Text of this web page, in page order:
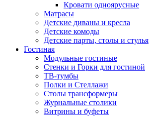
Кровати одноярусные
Матрасы
Детские диваны и кресла
Детские комоды
Детские парты, столы и стулья
Гостиная
Модульные гостиные
Стенки и Горки для гостиной
ТВ-тумбы
Полки и Стеллажи
Столы трансформеры
Журнальные столики
Витрины и буфеты